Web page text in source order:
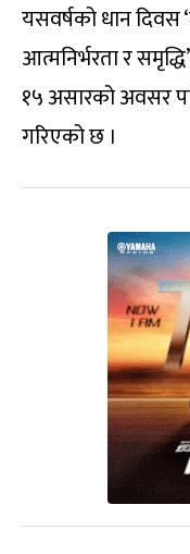
यसवर्षको धान दिवस
आत्मनिर्भरता र
१५ असारको अवसर
गरिएको छ ।